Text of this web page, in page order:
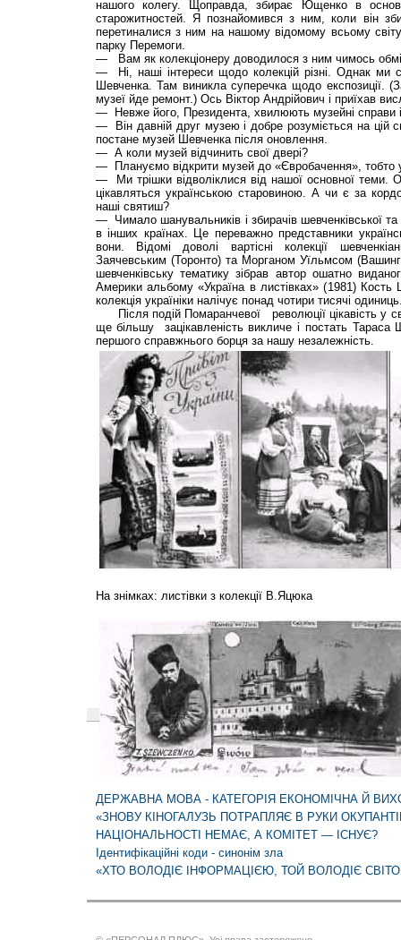
нашого колегу. Щоправда, збирає Ющенко в
старожитностей. Я познайомився з ним, коли він
перетиналися з ним на нашому відомому всьому
парку Перемоги.
— Вам як колекціонеру доводилося з ним чимось
— Ні, наші інтереси щодо колекцій різні. Однак ми
Шевченка. Там виникла суперечка щодо експозиції.
музеї йде ремонт.) Ось Віктор Андрійович і приїхав
— Невже його, Президента, хвилюють музейні справи і
— Він давній друг музею і добре розуміється на цій
постане музей Шевченка після оновлення.
— А коли музей відчинить свої двері?
— Плануємо відкрити музей до «Євробачення», тобто
— Ми трішки відволіклися від нашої основної теми.
цікавляться українською старовиною. А чи є за
наші святиш?
— Чимало шанувальників і збирачів шевченківської та
в інших країнах. Це переважно представники
вони. Відомі доволі вартісні колекції
Заячевським (Торонто) та Морганом Уїльмсом
шевченківську тематику зібрав автор ошатно
Америки альбому «Україна в листівках» (1981)
колекція україніки налічує понад чотири тисячі
Після подій Помаранчевої революції цікавість у
ще більшу зацікавленість викличе і постать
першого справжнього борця за нашу незалежність.
На знімках: листівки з колекції В.Яцюка
ДЕРЖАВНА МОВА - КАТЕГОРІЯ ЕКОНОМІЧНА Й
«ЗНОВУ КІНОГАЛУЗЬ ПОТРАПЛЯЄ В РУКИ
НАЦІОНАЛЬНОСТІ НЕМАЄ, А КОМІТЕТ — ІСНУЄ?
Ідентифікаційні коди - синонім зла
«ХТО ВОЛОДІЄ ІНФОРМАЦІЄЮ, ТОЙ ВОЛОДІЄ